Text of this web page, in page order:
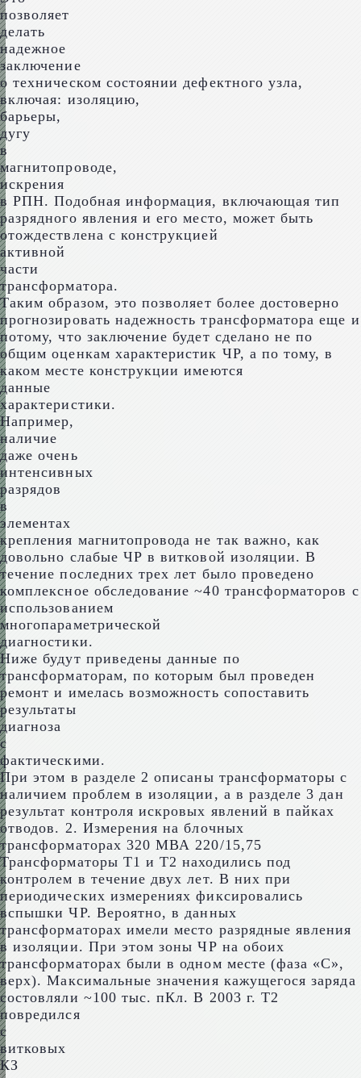
позволяет
делать
надежное
заключение
о техническом состоянии дефектного узла,
включая: изоляцию,
барьеры,
дугу
в
магнитопроводе,
искрения
в РПН. Подобная информация, включающая тип
разрядного явления и его место, может быть
отождествлена с конструкцией
активной
части
трансформатора.
Таким образом, это позволяет более достоверно
прогнозировать надежность трансформатора еще и
потому, что заключение будет сделано не по
общим оценкам характеристик ЧР, а по тому, в
каком месте конструкции имеются
данные
характеристики.
Например,
наличие
даже очень
интенсивных
разрядов
в
элементах
крепления магнитопровода не так важно, как
довольно слабые ЧР в витковой изоляции. В
течение последних трех лет было проведено
комплексное обследование ~40 трансформаторов с
использованием
многопараметрической
диагностики.
Ниже будут приведены данные по
трансформаторам, по которым был проведен
ремонт и имелась возможность сопоставить
результаты
диагноза
с
фактическими.
При этом в разделе 2 описаны трансформаторы с
наличием проблем в изоляции, а в разделе 3 дан
результат контроля искровых явлений в пайках
отводов. 2. Измерения на блочных
трансформаторах 320 МВА 220/15,75
Трансформаторы Т1 и Т2 находились под
контролем в течение двух лет. В них при
периодических измерениях фиксировались
вспышки ЧР. Вероятно, в данных
трансформаторах имели место разрядные явления
в изоляции. При этом зоны ЧР на обоих
трансформаторах были в одном месте (фаза «С»,
верх). Максимальные значения кажущегося заряда
состовляли ~100 тыс. пКл. В 2003 г. Т2
повредился
с
витковых
КЗ